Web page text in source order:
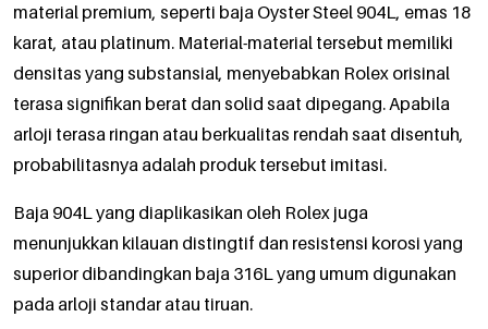
material premium, seperti baja Oyster Steel 904L, emas 18
karat, atau platinum. Material-material tersebut memiliki
densitas yang substansial, menyebabkan Rolex orisinal
terasa signifikan berat dan solid saat dipegang. Apabila
arloji terasa ringan atau berkualitas rendah saat disentuh,
probabilitasnya adalah produk tersebut imitasi.
Baja 904L yang diaplikasikan oleh Rolex juga
menunjukkan kilauan distingtif dan resistensi korosi yang
superior dibandingkan baja 316L yang umum digunakan
pada arloji standar atau tiruan.